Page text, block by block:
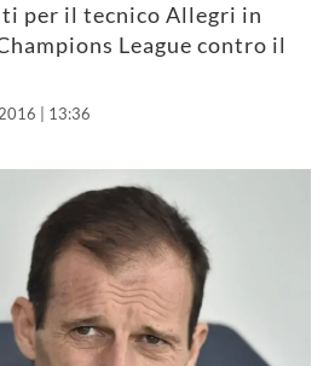
per il tecnico Allegri in
League contro il
| 13:36